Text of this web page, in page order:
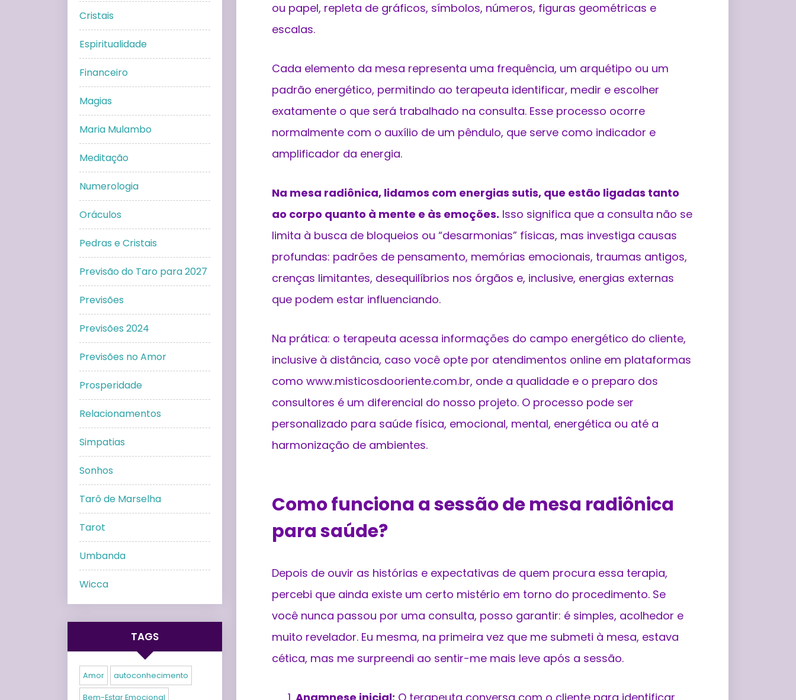
ou papel, repleta de gráficos, símbolos, números, figuras geométricas e
escalas.
Cada elemento da mesa representa uma frequência, um arquétipo ou um
padrão energético, permitindo ao terapeuta identificar, medir e escolher
exatamente o que será trabalhado na consulta. Esse processo ocorre
normalmente com o auxílio de um pêndulo, que serve como indicador e
amplificador da energia.
Na mesa radiônica, lidamos com energias sutis, que estão ligadas tanto
ao corpo quanto à mente e às emoções. Isso significa que a consulta não se
limita à busca de bloqueios ou “desarmonias” físicas, mas investiga causas
profundas: padrões de pensamento, memórias emocionais, traumas antigos,
crenças limitantes, desequilíbrios nos órgãos e, inclusive, energias externas
que podem estar influenciando.
Na prática: o terapeuta acessa informações do campo energético do cliente,
inclusive à distância, caso você opte por atendimentos online em plataformas
como www.misticosdooriente.com.br, onde a qualidade e o preparo dos
consultores é um diferencial do nosso projeto. O processo pode ser
personalizado para saúde física, emocional, mental, energética ou até a
harmonização de ambientes.
Como funciona a sessão de mesa radiônica
para saúde?
Depois de ouvir as histórias e expectativas de quem procura essa terapia,
percebi que ainda existe um certo mistério em torno do procedimento. Se
você nunca passou por uma consulta, posso garantir: é simples, acolhedor e
muito revelador. Eu mesma, na primeira vez que me submeti à mesa, estava
cética, mas me surpreendi ao sentir-me mais leve após a sessão.
Cristais
Espiritualidade
Financeiro
Magias
Maria Mulambo
Meditação
Numerologia
Oráculos
Pedras e Cristais
Previsão do Taro para 2027
Previsões
Previsões 2024
Previsões no Amor
Prosperidade
Relacionamentos
Simpatias
Sonhos
Tarô de Marselha
Tarot
Umbanda
Wicca
TAGS
Amor autoconhecimento
Bem-Estar Emocional